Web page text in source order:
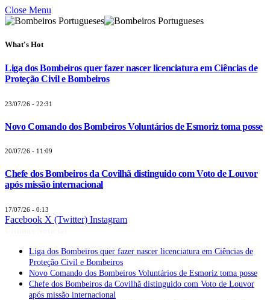
Close Menu
What's Hot
Liga dos Bombeiros quer fazer nascer licenciatura em Ciências de
Proteção Civil e Bombeiros
23/07/26 - 22:31
Novo Comando dos Bombeiros Voluntários de Esmoriz toma posse
20/07/26 - 11:09
Chefe dos Bombeiros da Covilhã distinguido com Voto de Louvor
após missão internacional
17/07/26 - 0:13
Facebook X (Twitter) Instagram
Liga dos Bombeiros quer fazer nascer licenciatura em Ciências de
Proteção Civil e Bombeiros
Novo Comando dos Bombeiros Voluntários de Esmoriz toma posse
Chefe dos Bombeiros da Covilhã distinguido com Voto de Louvor
após missão internacional